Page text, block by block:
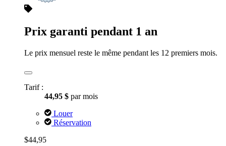
Prix garanti pendant 1 an
Le prix mensuel reste le même pendant les 12 premiers mois.
Tarif :
44,95 $ par mois
Louer
Réservation
$44,95